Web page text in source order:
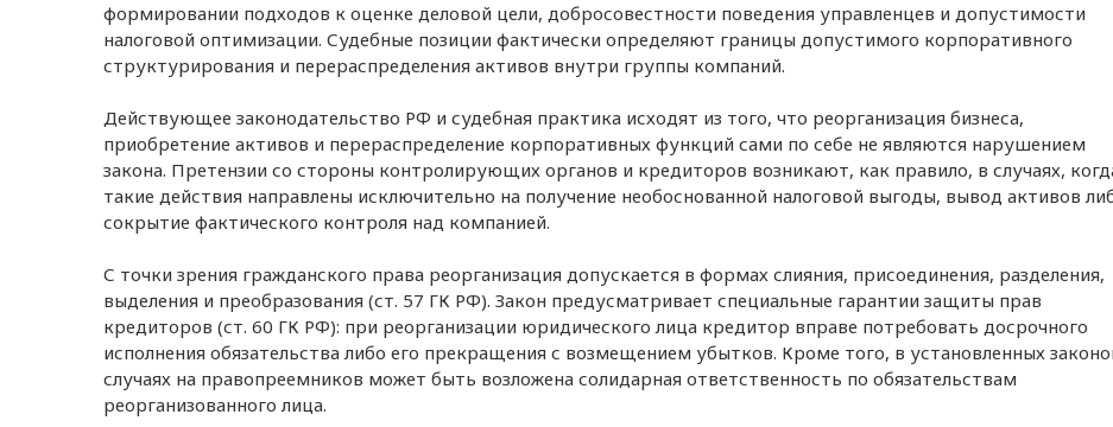
формировании подходов к оценке деловой цели, добросовестности поведения управленцев и допустимости
налоговой оптимизации. Судебные позиции фактически определяют границы допустимого корпоративного
структурирования и перераспределения активов внутри группы компаний.
Действующее законодательство РФ и судебная практика исходят из того, что реорганизация бизнеса,
приобретение активов и перераспределение корпоративных функций сами по себе не являются нарушением
закона. Претензии со стороны контролирующих органов и кредиторов возникают, как правило, в случаях,
такие действия направлены исключительно на получение необоснованной налоговой выгоды, вывод активов
сокрытие фактического контроля над компанией.
С точки зрения гражданского права реорганизация допускается в формах слияния, присоединения, разделения,
выделения и преобразования (ст. 57 ГК РФ). Закон предусматривает специальные гарантии защиты прав
кредиторов (ст. 60 ГК РФ): при реорганизации юридического лица кредитор вправе потребовать досрочного
исполнения обязательства либо его прекращения с возмещением убытков. Кроме того, в установленных
случаях на правопреемников может быть возложена солидарная ответственность по обязательствам
реорганизованного лица.